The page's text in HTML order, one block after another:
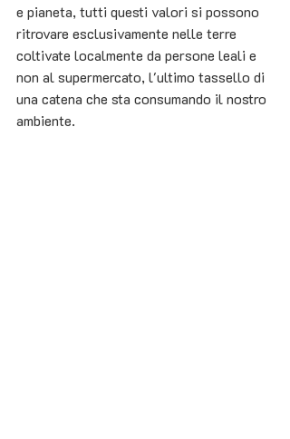
e pianeta, tutti questi valori si possono
ritrovare esclusivamente nelle terre
coltivate localmente da persone leali e
non al supermercato, l'ultimo tassello di
una catena che sta consumando il nostro
ambiente.